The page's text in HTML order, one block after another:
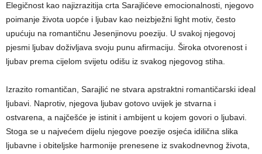
Elegičnost kao najizrazitija crta Sarajlićeve emocionalnosti, njegovo
poimanje života uopće i ljubav kao neizbježni light motiv, često
upućuju na romantičnu Jesenjinovu poeziju. U svakoj njegovoj
pjesmi ljubav doživljava svoju punu afirmaciju. Široka otvorenost i
ljubav prema cijelom svijetu odišu iz svakog njegovog stiha.
Izrazito romantičan, Sarajlić ne stvara apstraktni romantičarski ideal
ljubavi. Naprotiv, njegova ljubav gotovo uvijek je stvarna i
ostvarena, a najčešće je istinit i ambijent u kojem govori o ljubavi.
Stoga se u najvećem dijelu njegove poezije osjeća idilična slika
ljubavne i obiteljske harmonije prenesene iz svakodnevnog života,